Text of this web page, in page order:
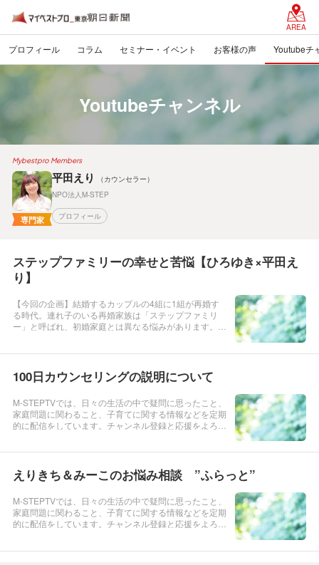
AREA
プロフィール コラム セミナー・イベント お客様の声 Youtubeチ
Youtubeチャンネル
Mybestpro Members
専門家
平田えり
（カウンセラー）
NPO法人M-STEP
プロフィール
ステップファミリーの幸せと苦悩【ひろゆき×平田え
り】
【今回の企画】結婚するカップルの4組に1組が再婚す
る時代。連れ子のいる再婚家族は「ステップファミリ
ー」と呼ばれ、初婚家庭とは異なる悩みがあります。継
100日カウンセリングの説明について
M-STEPTVでは、日々の生活の中で疑問に思ったこと、
家庭問題に関わること、子育てに関する情報などを定期
的に配信をしています。チャンネル登録と応援をよろし
えりきち＆みーこのお悩み相談 ”ふらっと”
M-STEPTVでは、日々の生活の中で疑問に思ったこと、
家庭問題に関わること、子育てに関する情報などを定期
的に配信をしています。チャンネル登録と応援をよろし